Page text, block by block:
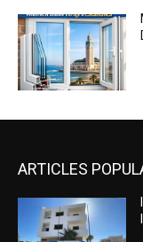
ARTICLES